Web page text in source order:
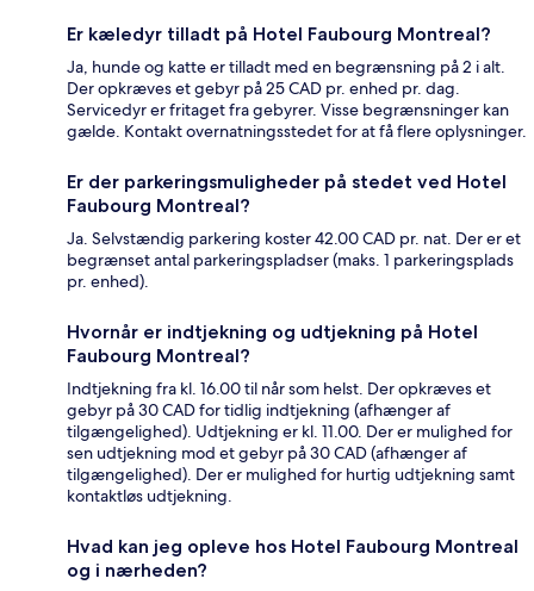
Er kæledyr tilladt på Hotel Faubourg Montreal?
Ja, hunde og katte er tilladt med en begrænsning på 2 i alt.
Der opkræves et gebyr på 25 CAD pr. enhed pr. dag.
Servicedyr er fritaget fra gebyrer. Visse begrænsninger kan
gælde. Kontakt overnatningsstedet for at få flere oplysninger.
Er der parkeringsmuligheder på stedet ved Hotel
Faubourg Montreal?
Ja. Selvstændig parkering koster 42.00 CAD pr. nat. Der er et
begrænset antal parkeringspladser (maks. 1 parkeringsplads
pr. enhed).
Hvornår er indtjekning og udtjekning på Hotel
Faubourg Montreal?
Indtjekning fra kl. 16.00 til når som helst. Der opkræves et
gebyr på 30 CAD for tidlig indtjekning (afhænger af
tilgængelighed). Udtjekning er kl. 11.00. Der er mulighed for
sen udtjekning mod et gebyr på 30 CAD (afhænger af
tilgængelighed). Der er mulighed for hurtig udtjekning samt
kontaktløs udtjekning.
Hvad kan jeg opleve hos Hotel Faubourg Montreal
og i nærheden?